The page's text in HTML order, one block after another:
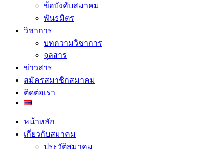
ข้อบังคับสมาคม
พันธมิตร
วิชาการ
บทความวิชาการ
จุลสาร
ข่าวสาร
สมัครสมาชิกสมาคม
ติดต่อเรา
หน้าหลัก
เกี่ยวกับสมาคม
ประวัติสมาคม